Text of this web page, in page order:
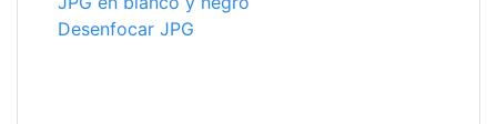
Desenfocar JPG